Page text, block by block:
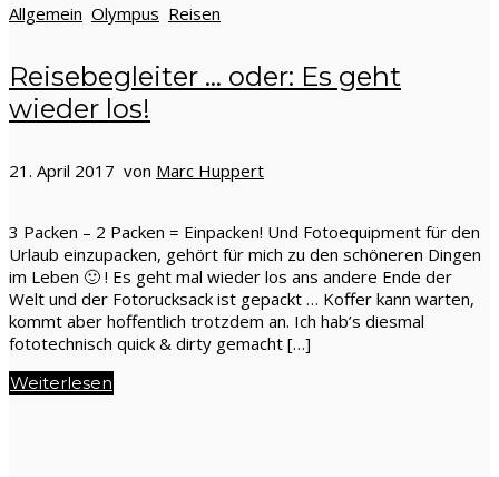
Allgemein Olympus Reisen
Reisebegleiter … oder: Es geht
wieder los!
21. April 2017 von Marc Huppert
3 Packen – 2 Packen = Einpacken! Und Fotoequipment für den
Urlaub einzupacken, gehört für mich zu den schöneren Dingen
im Leben 🙂 ! Es geht mal wieder los ans andere Ende der
Welt und der Fotorucksack ist gepackt … Koffer kann warten,
kommt aber hoffentlich trotzdem an. Ich hab’s diesmal
fototechnisch quick & dirty gemacht […]
Weiterlesen